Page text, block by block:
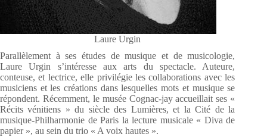
Laure Urgin
Parallèlement à ses études de musique et de musicologie,
Laure Urgin s’intéresse aux arts du spectacle. Auteure,
conteuse, et lectrice, elle privilégie les collaborations avec les
musiciens et les créations dans lesquelles mots et musique se
répondent. Récemment, le musée Cognac-jay accueillait ses «
Récits vénitiens » du siècle des Lumières, et la Cité de la
musique-Philharmonie de Paris la lecture musicale « Diva de
papier », au sein du trio « A voix hautes ».